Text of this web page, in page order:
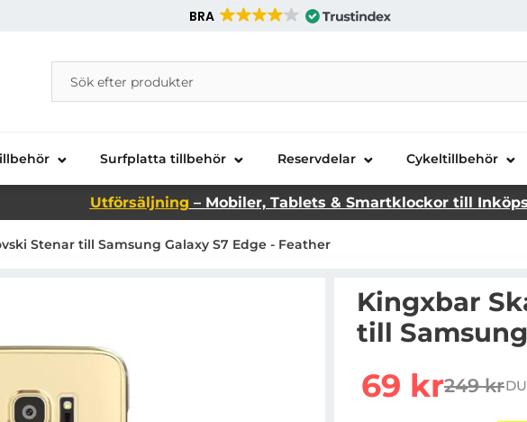
BRA
Telecom AB
Sök
Sök på Danira Telecom AB
Surfplatta tillbehör Reservdelar Cykeltillbehör
Utförsäljning – Mobiler, Tablets & Smartklockor till
Stenar till Samsung Galaxy S7 Edge - Feather
Kingxbar
till
rea pris
69 krtidigare
249 kr